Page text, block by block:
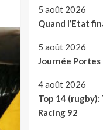
5 août 2026
Quand l’Etat
5 août 2026
Journée Portes
4 août 2026
Top 14 (rugby):
Racing 92